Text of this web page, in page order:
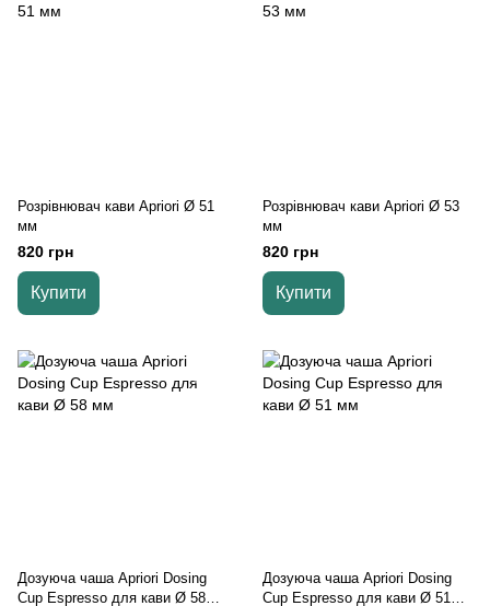
Розрівнювач кави Apriori Ø 51
мм
820 грн
Купити
Розрівнювач кави Apriori Ø 53
мм
820 грн
Купити
Дозуюча чаша Apriori Dosing
Cup Espresso для кави Ø 58
Дозуюча чаша Apriori Dosing
Cup Espresso для кави Ø 51